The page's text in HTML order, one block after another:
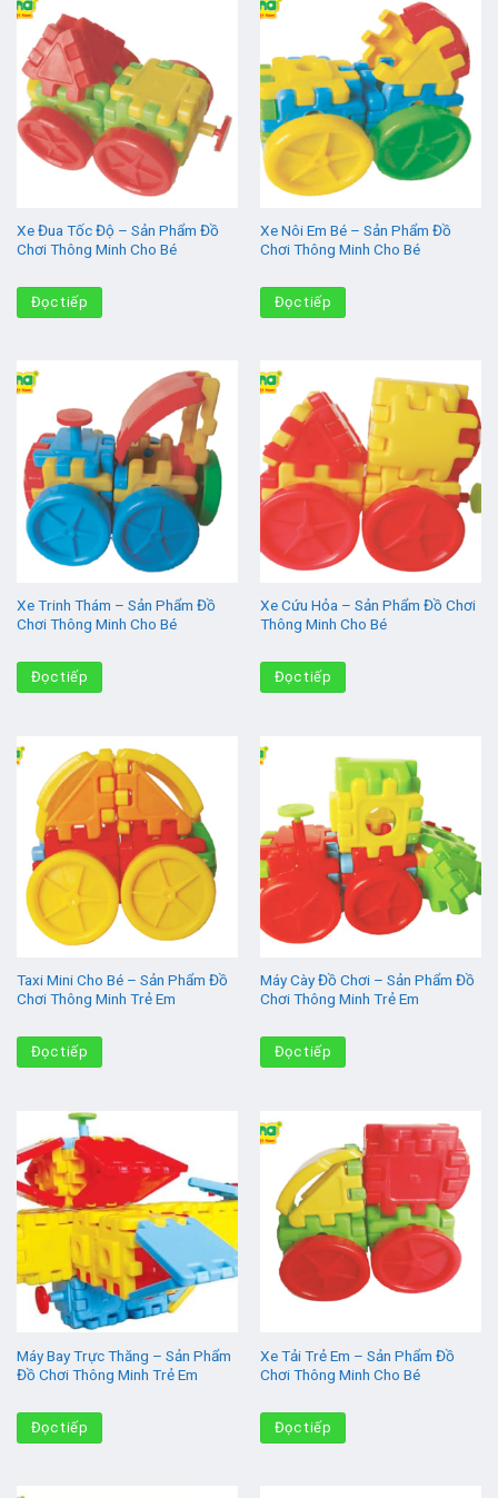
Xe Đua Tốc Độ – Sản Phẩm Đồ
Chơi Thông Minh Cho Bé
Đọc tiếp
Xe Nôi Em Bé – Sản Phẩm Đồ
Chơi Thông Minh Cho Bé
Đọc tiếp
Xe Trinh Thám – Sản Phẩm Đồ
Chơi Thông Minh Cho Bé
Đọc tiếp
Xe Cứu Hỏa – Sản Phẩm Đồ Chơi
Thông Minh Cho Bé
Đọc tiếp
Taxi Mini Cho Bé – Sản Phẩm Đồ
Chơi Thông Minh Trẻ Em
Đọc tiếp
Máy Cày Đồ Chơi – Sản Phẩm Đồ
Chơi Thông Minh Trẻ Em
Đọc tiếp
Máy Bay Trực Thăng – Sản Phẩm
Đồ Chơi Thông Minh Trẻ Em
Đọc tiếp
Xe Tải Trẻ Em – Sản Phẩm Đồ
Chơi Thông Minh Cho Bé
Đọc tiếp